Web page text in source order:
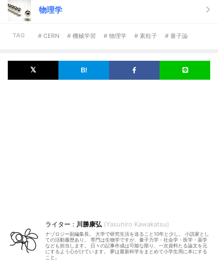
物理学
TAG # CERN # 機械学習 # 物理学 # 素粒子 # 量子論
川勝康弘 Yasuhiro Kawakatsu
ナゾロジー副編集長。 大学で研究生活を送ること10年と少し。 小説家とし
ての活動履歴あり。 専門は生物学ですが、量子力学・社会学・医学・薬学
なども担当します。 日々の記事作成は可能な限り、一次資料たる論文を元
にするよう心がけています。 夢は最新科学をまとめて小学生用に本にする
こと。